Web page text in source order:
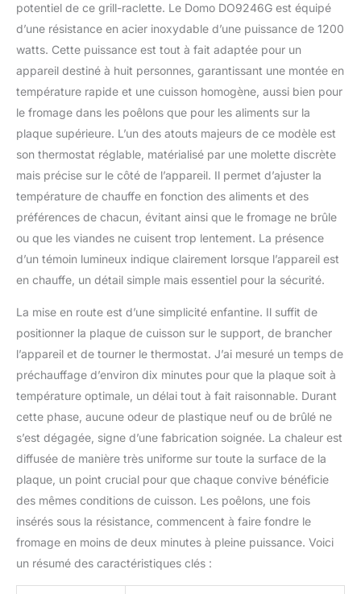
potentiel de ce grill-raclette. Le Domo DO9246G est équipé
d’une résistance en acier inoxydable d’une puissance de 1200
watts. Cette puissance est tout à fait adaptée pour un
appareil destiné à huit personnes, garantissant une montée en
température rapide et une cuisson homogène, aussi bien pour
le fromage dans les poêlons que pour les aliments sur la
plaque supérieure. L’un des atouts majeurs de ce modèle est
son thermostat réglable, matérialisé par une molette discrète
mais précise sur le côté de l’appareil. Il permet d’ajuster la
température de chauffe en fonction des aliments et des
préférences de chacun, évitant ainsi que le fromage ne brûle
ou que les viandes ne cuisent trop lentement. La présence
d’un témoin lumineux indique clairement lorsque l’appareil est
en chauffe, un détail simple mais essentiel pour la sécurité.
La mise en route est d’une simplicité enfantine. Il suffit de
positionner la plaque de cuisson sur le support, de brancher
l’appareil et de tourner le thermostat. J’ai mesuré un temps de
préchauffage d’environ dix minutes pour que la plaque soit à
température optimale, un délai tout à fait raisonnable. Durant
cette phase, aucune odeur de plastique neuf ou de brûlé ne
s’est dégagée, signe d’une fabrication soignée. La chaleur est
diffusée de manière très uniforme sur toute la surface de la
plaque, un point crucial pour que chaque convive bénéficie
des mêmes conditions de cuisson. Les poêlons, une fois
insérés sous la résistance, commencent à faire fondre le
fromage en moins de deux minutes à pleine puissance. Voici
un résumé des caractéristiques clés :